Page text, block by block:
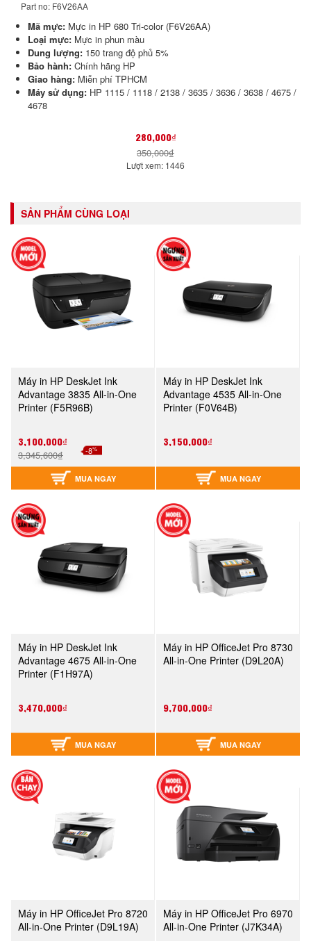
Part no: F6V26AA
Mã mực: Mực in HP 680 Tri-color (F6V26AA)
Loại mực: Mực in phun màu
Dung lượng: 150 trang độ phủ 5%
Bảo hành: Chính hãng HP
Giao hàng: Miễn phí TPHCM
Máy sử dụng: HP 1115 / 1118 / 2138 / 3635 / 3636 / 3638 / 4675 /
4678
280,000₫
350,000₫
Lượt xem: 1446
SẢN PHẨM CÙNG LOẠI
Máy in HP DeskJet Ink
Advantage 3835 All-in-One
Printer (F5R96B)
3,100,000₫
3,345,600₫ -8%
MUA NGAY
Máy in HP DeskJet Ink
Advantage 4535 All-in-One
Printer (F0V64B)
3,150,000₫
MUA NGAY
Máy in HP DeskJet Ink
Advantage 4675 All-in-One
Printer (F1H97A)
3,470,000₫
MUA NGAY
Máy in HP OfficeJet Pro 8730
All-in-One Printer (D9L20A)
9,700,000₫
MUA NGAY
Máy in HP OfficeJet Pro 8720
All-in-One Printer (D9L19A)
Máy in HP OfficeJet Pro 6970
All-in-One Printer (J7K34A)